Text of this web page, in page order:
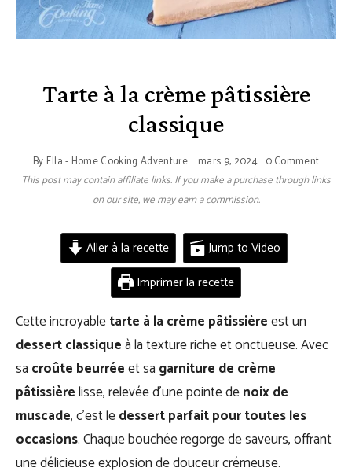
Tarte à la crème pâtissière
classique
By Ella - Home Cooking Adventure mars 9, 2024 0 Comment
This post may contain affiliate links. If you make a purchase through links
on our site, we may earn a commission.
Aller à la recette
Jump to Video
Imprimer la recette
Cette incroyabletarte à la crème pâtissièreest un
dessert classiqueà la texture riche et onctueuse. Avec
sa croûte beurréeet sa garniture de crème
pâtissièrelisse, relevée d’une pointe denoix de
muscade, c’est ledessert parfait pour toutes les
occasions. Chaque bouchée regorge de saveurs, offrant
une délicieuse explosion de douceur crémeuse.